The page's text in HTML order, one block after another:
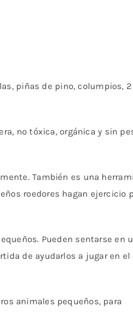
piñas de pino, columpios,
no tóxica, orgánica y sin
También es una
roedores hagan ejercicio
Pueden sentarse en
de ayudarlos a jugar en el
animales pequeños, para